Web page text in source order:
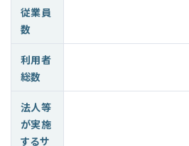
従業員
数
利用者
総数
法人等
が実施
するサ